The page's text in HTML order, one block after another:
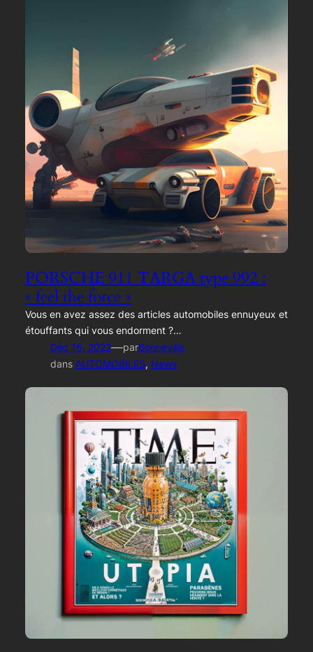
PORSCHE 911 TARGA type 992 :
« feel the force »
Vous en avez assez des articles automobiles ennuyeux et
étouffants qui vous endorment ?…
Déc 16, 2022—parBonneville
dans AUTOMOBILES, News